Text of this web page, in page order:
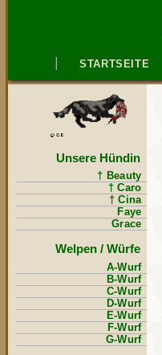
STARTSEITE
Unsere Hündin
† Beauty
† Caro
† Cina
Faye
Grace
Welpen / Würfe
A-Wurf
B-Wurf
C-Wurf
D-Wurf
E-Wurf
F-Wurf
G-Wurf